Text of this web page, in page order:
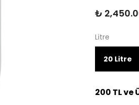
₺
Litre
20 Litre
200 TL ve